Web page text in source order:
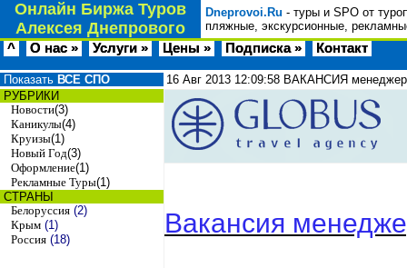
Онлайн Биржа Туров
Алексея Днепрового
Dneprovoi.Ru - туры и SPO от
пляжные, экскурсионные,
^ О нас » Услуги » Цены » Подписка » Контакт
Показать ВСЕ СПО
РУБРИКИ
Новости(3)
Каникулы(4)
Круизы(1)
Новый Год(3)
Оформление(1)
Рекламные Туры(1)
СТРАНЫ
Белоруссия (2)
Крым (1)
Россия (18)
16 Авг 2013 12:09:58 ВАКАНСИЯ
Вакансия